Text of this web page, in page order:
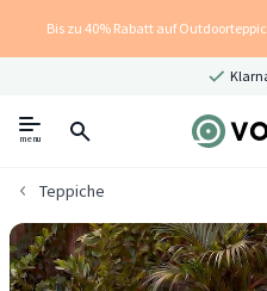
Bis zu 40% Rabatt auf
menu
Teppiche